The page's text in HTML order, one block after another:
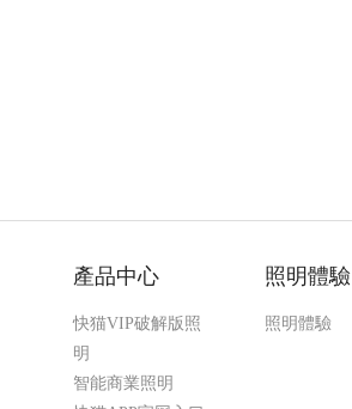
產品中心
快猫VIP破解版照
明
智能商業照明
照明體驗
照明體驗